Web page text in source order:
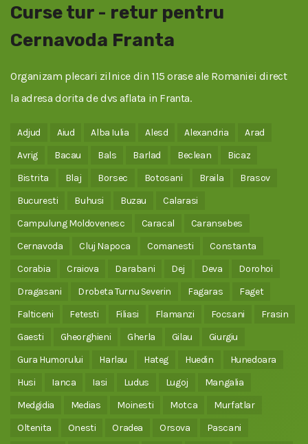
Curse tur - retur pentru
Cernavoda Franta
Organizam plecari zilnice din 115 orase ale Romaniei direct
la adresa dorita de dvs aflata in Franta.
Adjud Aiud Alba Iulia Alesd Alexandria
Arad
Avrig
Bacau Bals Barlad Beclean
Bicaz
Bistrita
Blaj Borsec Botosani Braila
Brasov
Bucuresti
Buhusi Buzau
Calarasi
Campulung Moldovenesc
Caracal
Caransebes
Cernavoda
Cluj Napoca Comanesti
Constanta
Corabia
Craiova Darabani Dej Deva
Dorohoi
Dragasani
Drobeta Turnu Severin Fagaras
Faget
Falticeni
Fetesti Filiasi Flamanzi Focsani
Frasin
Gaesti
Gheorghieni Gherla Gilau
Giurgiu
Gura Humorului
Harlau Hateg Huedin
Hunedoara
Husi
Ianca Iasi Ludus Lugoj
Mangalia
Medgidia
Medias Moinesti Motca
Murfatlar
Oltenita
Onesti Oradea Orsova
Pascani